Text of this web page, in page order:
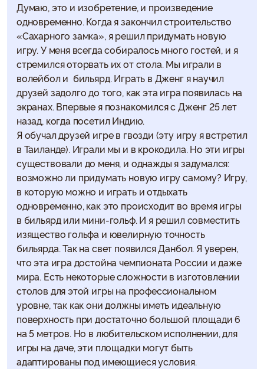
Думаю, это и изобретение, и произведение
одновременно. Когда я закончил строительство
«Сахарного замка», я решил придумать новую
игру. У меня всегда собиралось много гостей, и я
стремился оторвать их от стола. Мы играли в
волейбол и бильярд. Играть в Дженг я научил
друзей задолго до того, как эта игра появилась на
экранах. Впервые я познакомился с Дженг 25 лет
назад, когда посетил Индию.
Я обучал друзей игре в гвозди (эту игру я встретил
в Таиланде). Играли мы и в крокодила. Но эти игры
существовали до меня, и однажды я задумался:
возможно ли придумать новую игру самому? Игру,
в которую можно и играть и отдыхать
одновременно, как это происходит во время игры
в бильярд или мини-гольф. И я решил совместить
изящество гольфа и ювелирную точность
бильярда. Так на свет появился Данбол. Я уверен,
что эта игра достойна чемпионата России и даже
мира. Есть некоторые сложности в изготовлении
столов для этой игры на профессиональном
уровне, так как они должны иметь идеальную
поверхность при достаточно большой площади 6
на 5 метров. Но в любительском исполнении, для
игры на даче, эти площадки могут быть
адаптированы под имеющиеся условия.